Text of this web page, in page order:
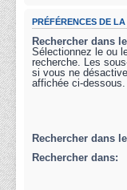
PRÉFÉRENCES DE
Rechercher dans
Sélectionnez le ou
recherche. Les
si vous ne
affichée ci-dessous.
Rechercher dans
Rechercher dans: